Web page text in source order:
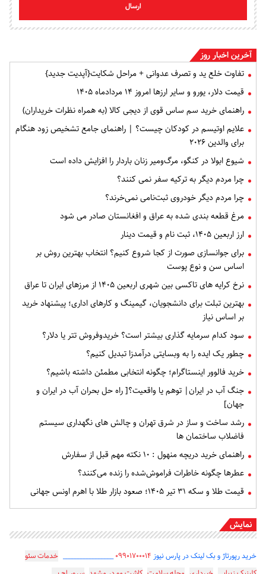
ارسال
آخرین اخبار روز
تفاوت خلع ید و تصرف عدوانی + مراحل شکایت{آپدیت جدید}
قیمت دلار، یورو و سایر ارزها امروز ۱۴ مردادماه ۱۴۰۵
راهنمای خرید سم ساس قوی از دیجی کالا (به همراه نظرات خریداران)
علایم اوتیسم در کودکان چیست؟ | راهنمای جامع تشخیص زود هنگام
برای والدین ۲۰۲۶
شیوع ابولا در کنگو، مرگ‌ومیر زنان باردار را افزایش داده است
چرا مردم دیگر به ترکیه سفر نمی کنند؟
چرا مردم دیگر خودروی ثبت‌نامی نمی‌خرند؟
مرغ قطعه‌ بندی شده به عراق و افغانستان صادر می شود
ارز اربعین ۱۴۰۵، ثبت‌ نام و قیمت دینار
برای جوانسازی صورت از کجا شروع کنیم؟ انتخاب بهترین روش بر
اساس سن و نوع پوست
نرخ کرایه های تاکسی بین شهری اربعین ۱۴۰۵ از مرزهای ایران تا عراق
بهترین تبلت برای دانشجویان، گیمینگ و کارهای اداری؛ پیشنهاد خرید
بر اساس نیاز
سود کدام سرمایه گذاری بیشتر است؟ خریدوفروش تتر یا دلار؟
چطور یک ایده را به وبسایتی درآمدزا تبدیل کنیم؟
خرید فالوور اینستاگرام؛ چگونه انتخابی مطمئن داشته باشیم؟
جنگ آب در ایران| توهم یا واقعیت؟[ راه حل بحران آب در ایران و
جهان]
رشد ساخت و ساز در شرق تهران و چالش های نگهداری سیستم
فاضلاب ساختمان ها
راهنمای خرید دریچه منهول : ۱۰ نکته مهم قبل از سفارش
عطرها چگونه خاطرات فراموش‌شده را زنده می‌کنند؟
قیمت طلا و سکه ۳۱ تیر ۱۴۰۵؛ صعود بازار طلا با اهرم اونس جهانی
نمایش
خرید رپورتاژ و بک لینک در پارس نیوز ۰۹۹۰۱۷۰۰۰۱۴_________________ خدمات سئو